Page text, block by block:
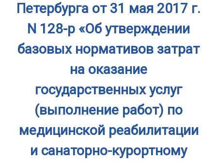
Петербурга от 31 мая 2017 г.
N 128-р «Об утверждении
базовых нормативов затрат
на оказание
государственных услуг
(выполнение работ) по
медицинской реабилитации
и санаторно-курортному